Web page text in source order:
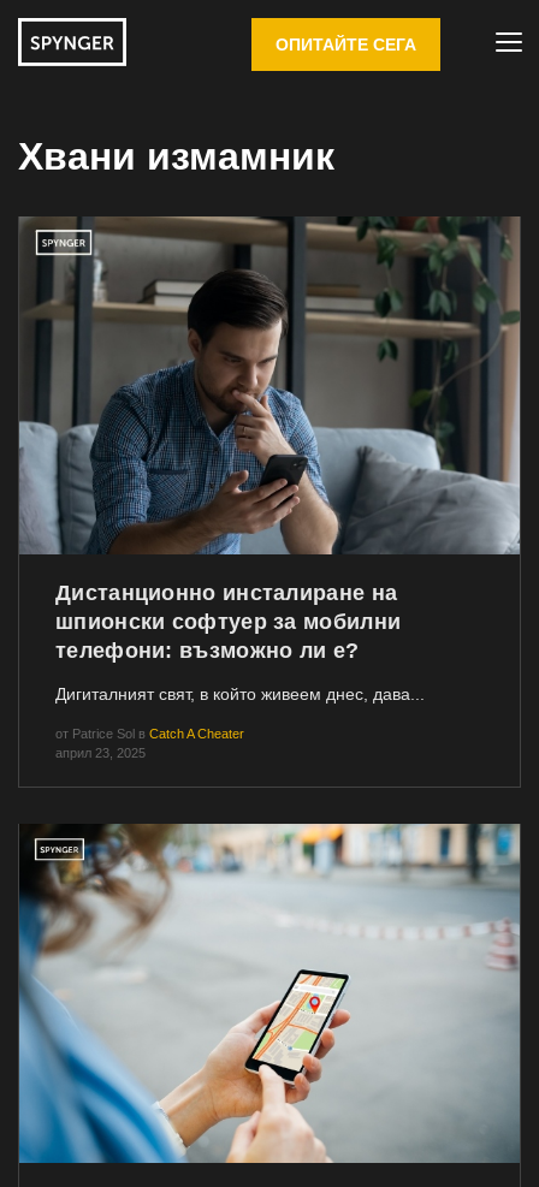
ОПИТАЙТЕ СЕГА
Хвани измамник
Дистанционно инсталиране на
шпионски софтуер за мобилни
телефони: възможно ли е?
Дигиталният свят, в който живеем днес, дава...
от Patrice Sol в Catch A Cheater
април 23, 2025